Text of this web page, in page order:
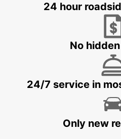
SAUDARKROKUR
SAUDARKROKUR - ICELAND
REYKJAVIK
24 hour
No
24/7 service in
Only new